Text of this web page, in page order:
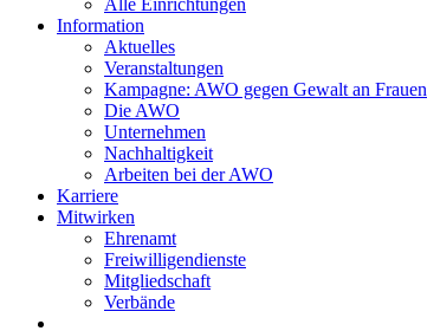
Alle Einrichtungen
Information
Aktuelles
Veranstaltungen
Kampagne: AWO gegen Gewalt an Frauen
Die AWO
Unternehmen
Nachhaltigkeit
Arbeiten bei der AWO
Karriere
Mitwirken
Ehrenamt
Freiwilligendienste
Mitgliedschaft
Verbände